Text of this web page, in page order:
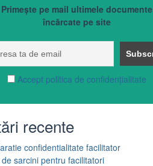
Primește pe mail ultimele documente
încărcate pe site
Accept politica de confidențialitate
recente
confidentialitate facilitator
de sarcini pentru facilitatori